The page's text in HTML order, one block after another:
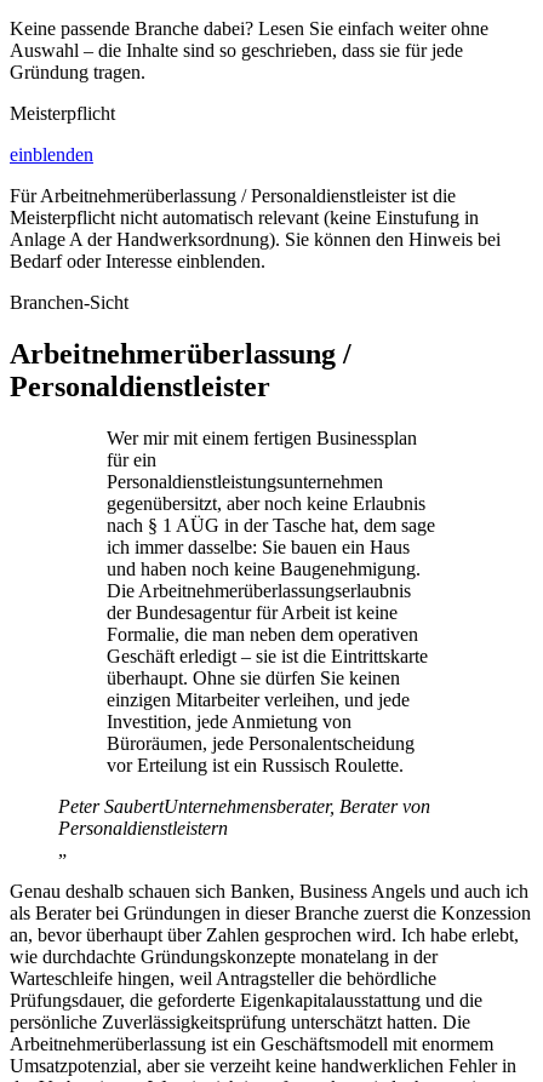
Keine passende Branche dabei? Lesen Sie einfach weiter ohne
Auswahl – die Inhalte sind so geschrieben, dass sie für jede
Gründung tragen.
Meisterpflicht
einblenden
FürArbeitnehmerüberlassung / Personaldienstleisterist die
Meisterpflicht nicht automatisch relevant (keine Einstufung in
Anlage A der Handwerksordnung). Sie können den Hinweis bei
Bedarf oder Interesse einblenden.
Branchen-Sicht
Arbeitnehmerüberlassung /
Personaldienstleister
Wer mir mit einem fertigen Businessplan
für ein
Personaldienstleistungsunternehmen
gegenübersitzt, aber noch keine Erlaubnis
nach § 1 AÜG in der Tasche hat, dem sage
ich immer dasselbe: Sie bauen ein Haus
und haben noch keine Baugenehmigung.
Die Arbeitnehmerüberlassungserlaubnis
der Bundesagentur für Arbeit ist keine
Formalie, die man neben dem operativen
Geschäft erledigt – sie ist die Eintrittskarte
überhaupt. Ohne sie dürfen Sie keinen
einzigen Mitarbeiter verleihen, und jede
Investition, jede Anmietung von
Büroräumen, jede Personalentscheidung
vor Erteilung ist ein Russisch Roulette.
Peter SaubertUnternehmensberater, Berater von
Personaldienstleistern
„
Genau deshalb schauen sich Banken, Business Angels und auch ich
als Berater bei Gründungen in dieser Branche zuerst die Konzession
an, bevor überhaupt über Zahlen gesprochen wird. Ich habe erlebt,
wie durchdachte Gründungskonzepte monatelang in der
Warteschleife hingen, weil Antragsteller die behördliche
Prüfungsdauer, die geforderte Eigenkapitalausstattung und die
persönliche Zuverlässigkeitsprüfung unterschätzt hatten. Die
Arbeitnehmerüberlassung ist ein Geschäftsmodell mit enormem
Umsatzpotenzial, aber sie verzeiht keine handwerklichen Fehler in